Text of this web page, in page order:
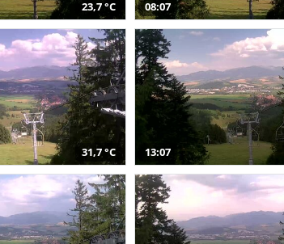
23,7 °C 08:07
31,7 °C 13:07